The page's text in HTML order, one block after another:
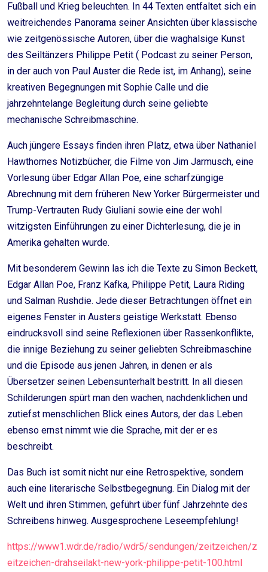
Fußball und Krieg beleuchten. In 44 Texten entfaltet sich ein
weitreichendes Panorama seiner Ansichten über klassische
wie zeitgenössische Autoren, über die waghalsige Kunst
des Seiltänzers Philippe Petit ( Podcast zu seiner Person,
in der auch von Paul Auster die Rede ist, im Anhang), seine
kreativen Begegnungen mit Sophie Calle und die
jahrzehntelange Begleitung durch seine geliebte
mechanische Schreibmaschine.
Auch jüngere Essays finden ihren Platz, etwa über Nathaniel
Hawthornes Notizbücher, die Filme von Jim Jarmusch, eine
Vorlesung über Edgar Allan Poe, eine scharfzüngige
Abrechnung mit dem früheren New Yorker Bürgermeister und
Trump-Vertrauten Rudy Giuliani sowie eine der wohl
witzigsten Einführungen zu einer Dichterlesung, die je in
Amerika gehalten wurde.
Mit besonderem Gewinn las ich die Texte zu Simon Beckett,
Edgar Allan Poe, Franz Kafka, Philippe Petit, Laura Riding
und Salman Rushdie. Jede dieser Betrachtungen öffnet ein
eigenes Fenster in Austers geistige Werkstatt. Ebenso
eindrucksvoll sind seine Reflexionen über Rassenkonflikte,
die innige Beziehung zu seiner geliebten Schreibmaschine
und die Episode aus jenen Jahren, in denen er als
Übersetzer seinen Lebensunterhalt bestritt. In all diesen
Schilderungen spürt man den wachen, nachdenklichen und
zutiefst menschlichen Blick eines Autors, der das Leben
ebenso ernst nimmt wie die Sprache, mit der er es
beschreibt.
Das Buch ist somit nicht nur eine Retrospektive, sondern
auch eine literarische Selbstbegegnung. Ein Dialog mit der
Welt und ihren Stimmen, geführt über fünf Jahrzehnte des
Schreibens hinweg. Ausgesprochene Leseempfehlung!
https://www1.wdr.de/radio/wdr5/sendungen/zeitzeichen/z
eitzeichen-drahseilakt-new-york-philippe-petit-100.html